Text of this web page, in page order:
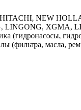
HITACHI, NEW
XGMA,
(гидронасосы,
(фильтра, масла,